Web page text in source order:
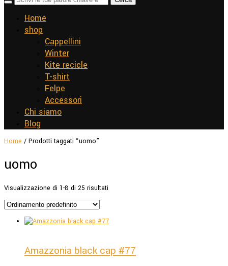
Home
shop
Cappellini
Winter
Kite recicle
T-shirt
Felpe
Accessori
Chi siamo
Blog
Home / Prodotti taggati “uomo”
uomo
Visualizzazione di 1-8 di 25 risultati
Amazzonia black cap #77